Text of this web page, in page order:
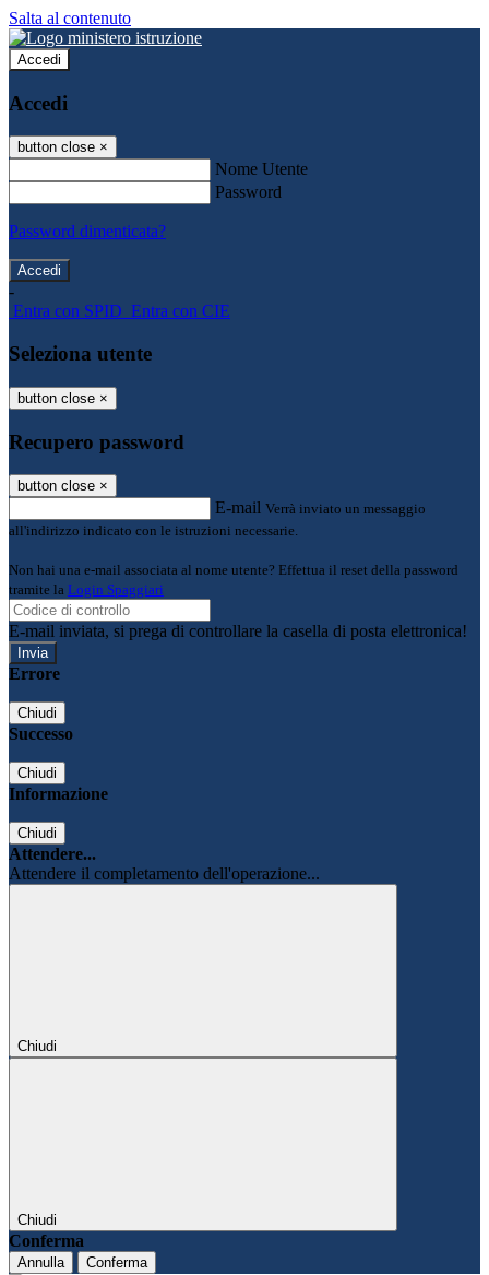
Salta al contenuto
Accedi
Accedi
button close ×
Nome Utente
Password
Password dimenticata?
-
Entra con SPID Entra con CIE
Seleziona utente
button close ×
Recupero password
button close ×
E-mail Verrà inviato un messaggio
all'indirizzo indicato con le istruzioni necessarie.
Non hai una e-mail associata al nome utente? Effettua il reset della password
tramite la Login Spaggiari
E-mail inviata, si prega di controllare la casella di posta elettronica!
Errore
Chiudi
Successo
Chiudi
Informazione
Chiudi
Attendere...
Attendere il completamento dell'operazione...
Chiudi
Chiudi
Conferma
Annulla Conferma